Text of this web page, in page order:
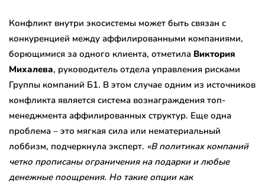
Конфликт внутри экосистемы может быть связан с
конкуренцией между аффилированными компаниями,
борющимися за одного клиента, отметила Виктория
Михалева, руководитель отдела управления рисками
Группы компаний Б1. В этом случае одним из источников
конфликта является система вознаграждения топ-
менеджмента аффилированных структур. Еще одна
проблема – это мягкая сила или нематериальный
лоббизм, подчеркнула эксперт. «В политиках компаний
четко прописаны ограничения на подарки и любые
денежные поощрения. Но такие опции как